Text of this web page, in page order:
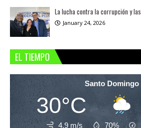
La lucha contra la corrupción y
January 24, 2026
EL TIEMPO
Santo Domingo
30°C
4.9 m/s 70%